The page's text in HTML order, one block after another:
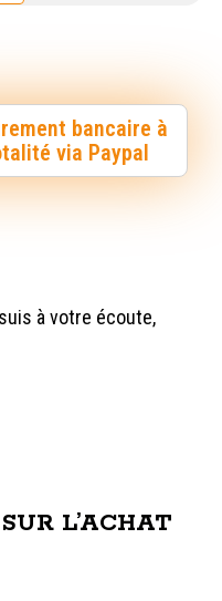
bancaire à
via Paypal
à votre écoute,
L’ACHAT